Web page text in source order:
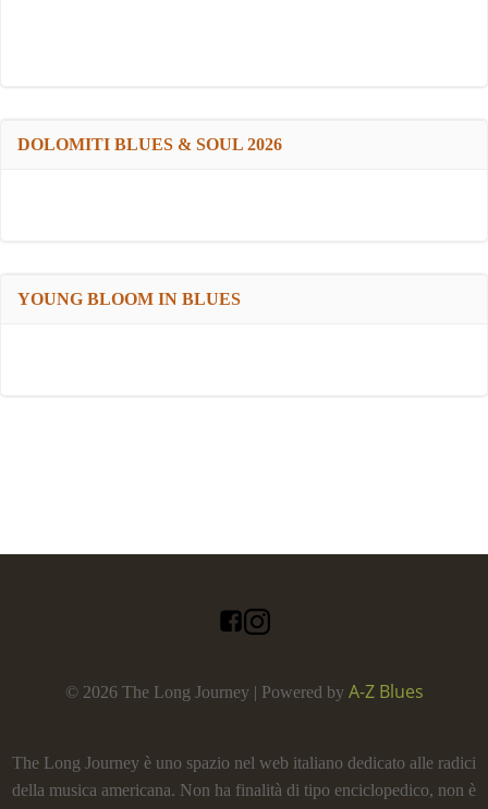
DOLOMITI BLUES & SOUL 2026
YOUNG BLOOM IN BLUES
© 2026 The Long Journey | Powered by A-Z Blues
The Long Journey è uno spazio nel web italiano dedicato alle radici
della musica americana. Non ha finalità di tipo enciclopedico, non è